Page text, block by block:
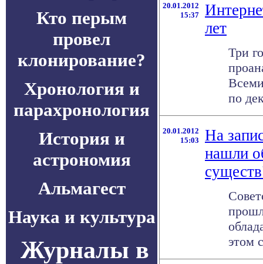
Кто перым
провел
клонирование?
Хронология и
парахронология
История и
астрономия
Альмагест
Наука и культура
Журналы в
20.01.2012
15:37
лет
Три
по
20.01.2012
15:03
На
нашли
этом